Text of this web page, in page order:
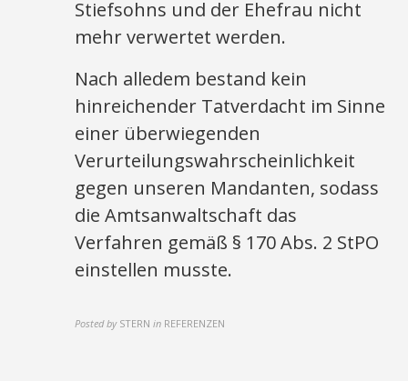
Stiefsohns und der Ehefrau nicht
mehr verwertet werden.
Nach alledem bestand kein
hinreichender Tatverdacht im Sinne
einer überwiegenden
Verurteilungswahrscheinlichkeit
gegen unseren Mandanten, sodass
die Amtsanwaltschaft das
Verfahren gemäß § 170 Abs. 2 StPO
einstellen musste.
Posted by STERN in REFERENZEN